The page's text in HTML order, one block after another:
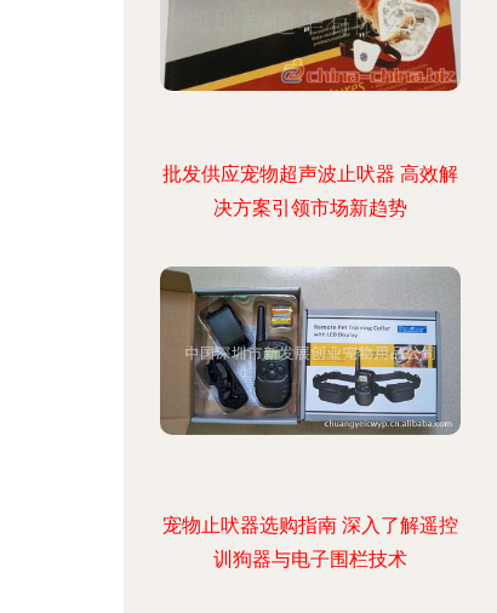
批发供应宠物超声波止吠器 高效解
决方案引领市场新趋势
宠物止吠器选购指南 深入了解遥控
训狗器与电子围栏技术